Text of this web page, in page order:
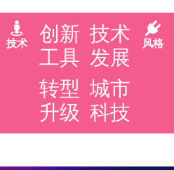
技术
创新
工具
技术
发展
转型
升级
城市
科技
风格